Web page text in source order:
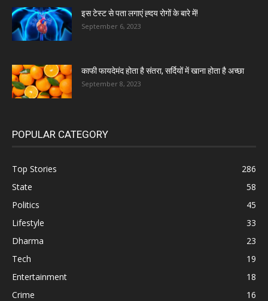
इस टेस्ट से पता लगाएं ह्दय रोगों के बारे में!
September 6, 2023
काफी फायदेमंद होता है संतरा, सर्दियों में खाना होता है अच्छा
September 8, 2023
POPULAR CATEGORY
Top Stories
286
State
58
Politics
45
Lifestyle
33
Dharma
23
Tech
19
Entertainment
18
Crime
16